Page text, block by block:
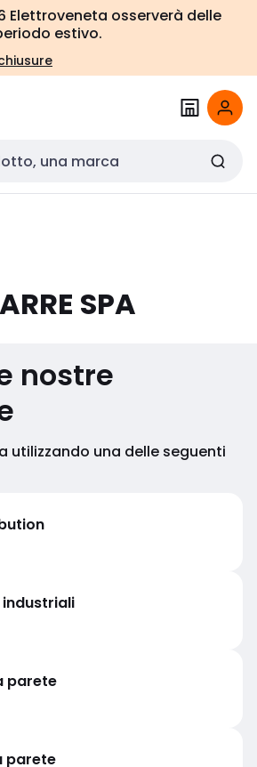
Elettroveneta osserverà delle
estivo.
SPA
nostre
utilizzando una delle seguenti
parete
parete